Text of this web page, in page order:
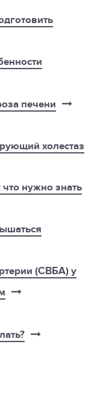
печени
холестаз
что нужно знать
(СВБА) у